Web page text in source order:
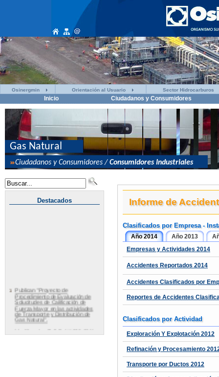
Osinergmin Orientación al Usuario Sector Hidrocarburos
Inicio Ciudadanos y Consumidores